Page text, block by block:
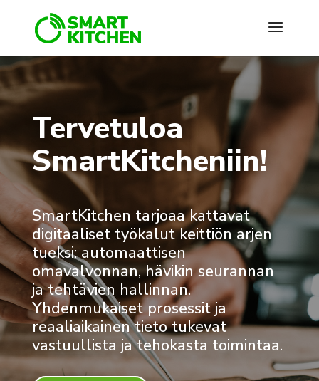
Tervetuloa
SmartKitcheniin!
SmartKitchen tarjoaa kattavat
digitaaliset työkalut keittiön arjen
tueksi: automaattisen
omavalvonnan, hävikin seurannan
ja tehtävien hallinnan.
Yhdenmukaiset prosessit ja
reaaliaikainen tieto tukevat
vastuullista ja tehokasta toimintaa.